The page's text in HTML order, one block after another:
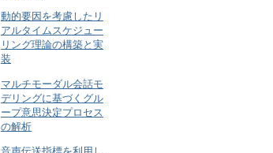
動的要因を考慮したリ
アルタイムスケジュー
リング理論の構築と実
装
マルチモーダル会話モ
デリングに基づくグル
ープ意思決定プロセス
の解析